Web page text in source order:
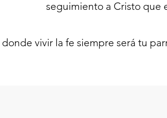
seguimiento a Cristo que
vivir la fe siempre será tu